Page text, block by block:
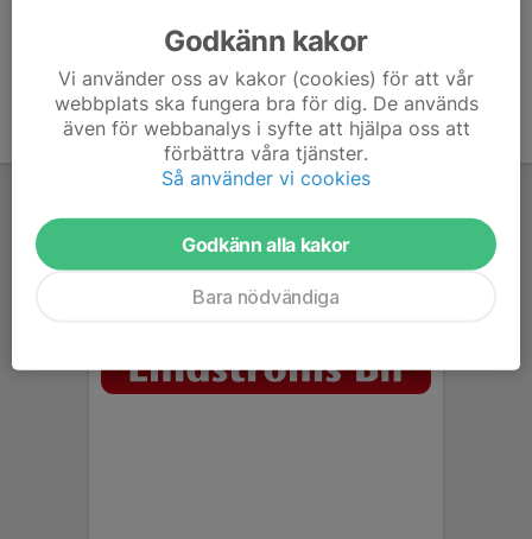
Godkänn kakor
Vi använder oss av kakor (cookies) för att vår
webbplats ska fungera bra för dig. De används
även för webbanalys i syfte att hjälpa oss att
förbättra våra tjänster.
Så använder vi cookies
Godkänn alla kakor
Bara nödvändiga